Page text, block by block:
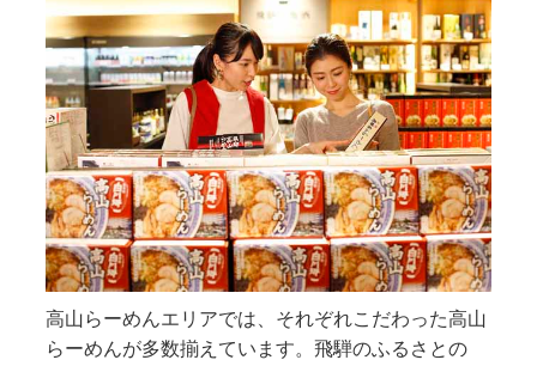
高山らーめんエリアでは、それぞれこだわった高山
らーめんが多数揃えています。飛騨のふるさとの